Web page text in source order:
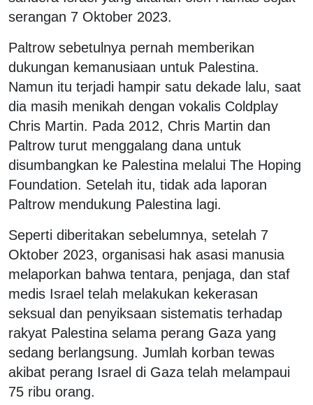
serangan 7 Oktober 2023.
Paltrow sebetulnya pernah memberikan
dukungan kemanusiaan untuk Palestina.
Namun itu terjadi hampir satu dekade lalu, saat
dia masih menikah dengan vokalis Coldplay
Chris Martin. Pada 2012, Chris Martin dan
Paltrow turut menggalang dana untuk
disumbangkan ke Palestina melalui The Hoping
Foundation. Setelah itu, tidak ada laporan
Paltrow mendukung Palestina lagi.
Seperti diberitakan sebelumnya, setelah 7
Oktober 2023, organisasi hak asasi manusia
melaporkan bahwa tentara, penjaga, dan staf
medis Israel telah melakukan kekerasan
seksual dan penyiksaan sistematis terhadap
rakyat Palestina selama perang Gaza yang
sedang berlangsung. Jumlah korban tewas
akibat perang Israel di Gaza telah melampaui
75 ribu orang.